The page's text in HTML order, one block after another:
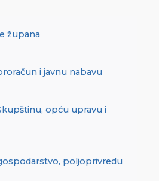
župana
i javnu nabavu
opću upravu i
poljoprivredu